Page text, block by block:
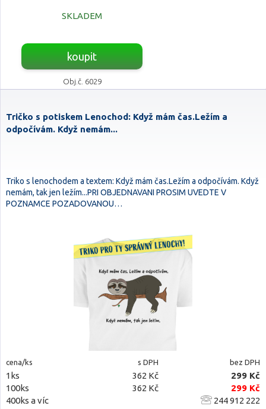
SKLADEM
koupit
Obj.č. 6029
Tričko s potiskem Lenochod: Když mám čas.Ležím a
odpočívám. Když nemám...
Triko s lenochodem a textem: Když mám čas.Ležím a odpočívám. Když
nemám, tak jen ležím...PRI OBJEDNAVANI PROSIM UVEDTE V
POZNAMCE POZADOVANOU…
cena/ks s DPH bez DPH
1ks 362 Kč
299 Kč
100ks
362 Kč
299 Kč
400ks a víc
244 912 222